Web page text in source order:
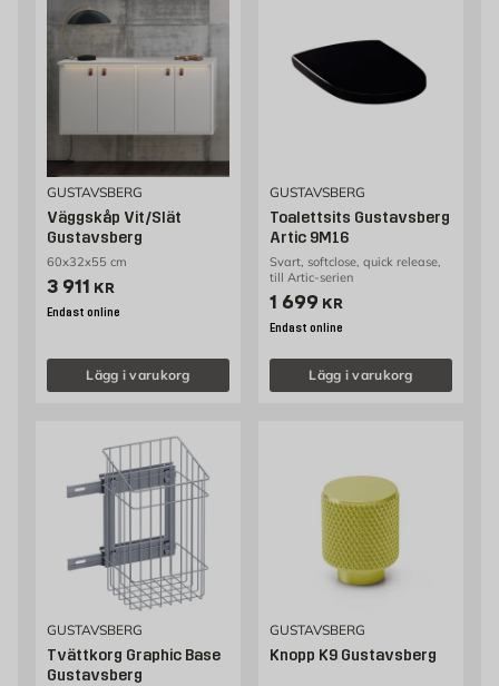
GUSTAVSBERG
Väggskåp Vit/Slät
Gustavsberg
60x32x55 cm
Pris 3911 kr
3 911 KR
Endast online
Lägg i varukorg
GUSTAVSBERG
Toalettsits Gustavsberg
Artic 9M16
Svart, softclose, quick release,
till Artic-serien
Pris 1699 kr
1 699 KR
Endast online
Lägg i varukorg
GUSTAVSBERG
Tvättkorg Graphic Base
Gustavsberg
GUSTAVSBERG
Knopp K9 Gustavsberg